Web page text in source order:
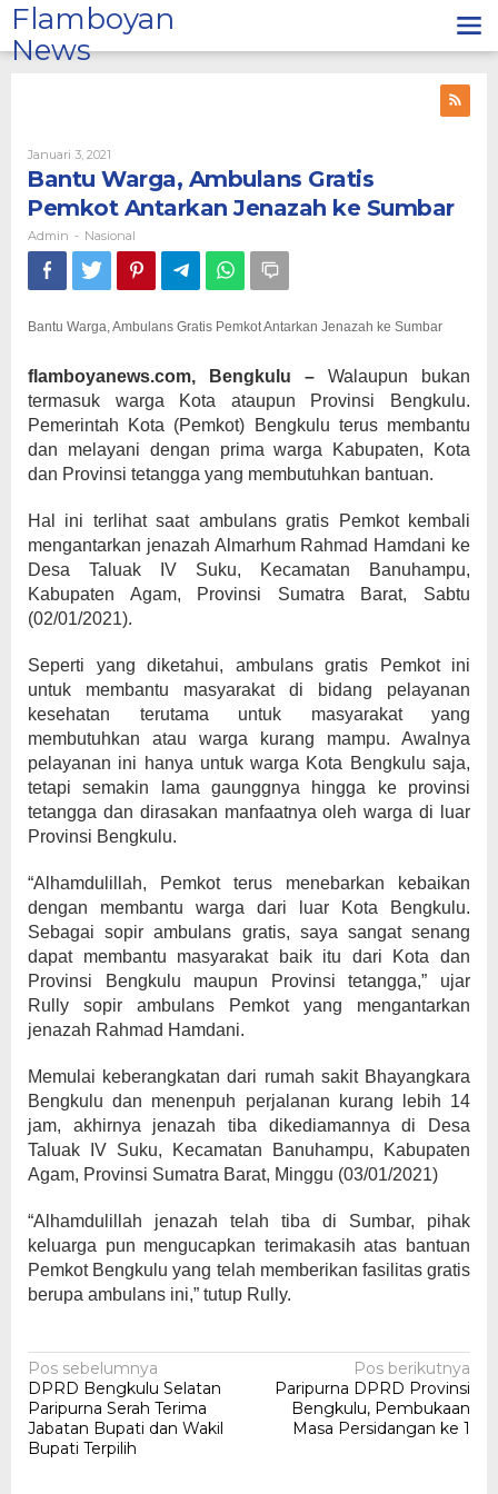
Lewati
ke
konten
Flamboyan
News
Januari 3, 2021
Admin
Bantu Warga, Ambulans Gratis
Pemkot Antarkan Jenazah ke Sumbar
Admin - Nasional
Bantu Warga, Ambulans Gratis Pemkot Antarkan Jenazah ke Sumbar
flamboyanews.com, Bengkulu – Walaupun bukan
termasuk warga Kota ataupun Provinsi Bengkulu.
Pemerintah Kota (Pemkot) Bengkulu terus membantu
dan melayani dengan prima warga Kabupaten, Kota
dan Provinsi tetangga yang membutuhkan bantuan.
Hal ini terlihat saat ambulans gratis Pemkot kembali
mengantarkan jenazah Almarhum Rahmad Hamdani ke
Desa Taluak IV Suku, Kecamatan Banuhampu,
Kabupaten Agam, Provinsi Sumatra Barat, Sabtu
(02/01/2021).
Seperti yang diketahui, ambulans gratis Pemkot ini
untuk membantu masyarakat di bidang pelayanan
kesehatan terutama untuk masyarakat yang
membutuhkan atau warga kurang mampu. Awalnya
pelayanan ini hanya untuk warga Kota Bengkulu saja,
tetapi semakin lama gaunggnya hingga ke provinsi
tetangga dan dirasakan manfaatnya oleh warga di luar
Provinsi Bengkulu.
“Alhamdulillah, Pemkot terus menebarkan kebaikan
dengan membantu warga dari luar Kota Bengkulu.
Sebagai sopir ambulans gratis, saya sangat senang
dapat membantu masyarakat baik itu dari Kota dan
Provinsi Bengkulu maupun Provinsi tetangga,” ujar
Rully sopir ambulans Pemkot yang mengantarkan
jenazah Rahmad Hamdani.
Memulai keberangkatan dari rumah sakit Bhayangkara
Bengkulu dan menenpuh perjalanan kurang lebih 14
jam, akhirnya jenazah tiba dikediamannya di Desa
Taluak IV Suku, Kecamatan Banuhampu, Kabupaten
Agam, Provinsi Sumatra Barat, Minggu (03/01/2021)
“Alhamdulillah jenazah telah tiba di Sumbar, pihak
keluarga pun mengucapkan terimakasih atas bantuan
Pemkot Bengkulu yang telah memberikan fasilitas gratis
berupa ambulans ini,” tutup Rully.
Navigasi
pos
Pos sebelumnya
DPRD Bengkulu Selatan
Paripurna Serah Terima
Jabatan Bupati dan Wakil
Bupati Terpilih
Pos berikutnya
Paripurna DPRD Provinsi
Bengkulu, Pembukaan
Masa Persidangan ke 1